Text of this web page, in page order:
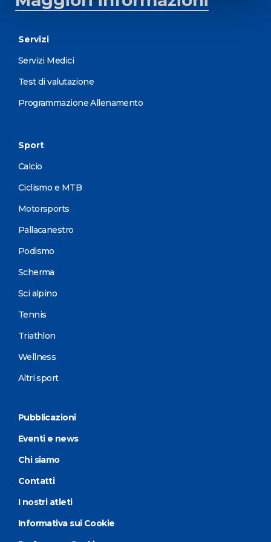
Servizi
Servizi Medici
Test di valutazione
Programmazione Allenamento
Sport
Calcio
Ciclismo e MTB
Motorsports
Pallacanestro
Podismo
Scherma
Sci alpino
Tennis
Triathlon
Wellness
Altri sport
Pubblicazioni
Eventi e news
Chi siamo
Contatti
I nostri atleti
Informativa sui Cookie